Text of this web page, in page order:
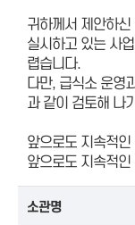
귀하께서 제안하
실시하고 있는 사
렵습니다.
다만, 급식소 운영
과 같이 검토해 나
앞으로도 지속적
앞으로도 지속적
소관명